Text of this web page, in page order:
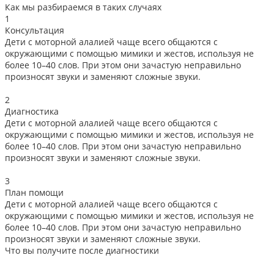
Как мы разбираемся в таких случаях
1
Консультация
Дети с моторной алалией чаще всего общаются с
окружающими с помощью мимики и жестов, используя не
более 10–40 слов. При этом они зачастую неправильно
произносят звуки и заменяют сложные звуки.
2
Диагностика
Дети с моторной алалией чаще всего общаются с
окружающими с помощью мимики и жестов, используя не
более 10–40 слов. При этом они зачастую неправильно
произносят звуки и заменяют сложные звуки.
3
План помощи
Дети с моторной алалией чаще всего общаются с
окружающими с помощью мимики и жестов, используя не
более 10–40 слов. При этом они зачастую неправильно
произносят звуки и заменяют сложные звуки.
Что вы получите после диагностики